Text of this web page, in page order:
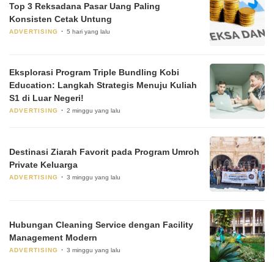
Top 3 Reksadana Pasar Uang Paling
Konsisten Cetak Untung
ADVERTISING 5 hari yang lalu
Eksplorasi Program Triple Bundling Kobi
Education: Langkah Strategis Menuju Kuliah
S1 di Luar Negeri!
ADVERTISING 2 minggu yang lalu
Destinasi Ziarah Favorit pada Program Umroh
Private Keluarga
ADVERTISING 3 minggu yang lalu
Hubungan Cleaning Service dengan Facility
Management Modern
ADVERTISING 3 minggu yang lalu